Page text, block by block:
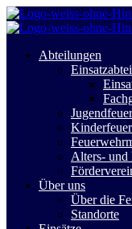
Abteilungen
Alters- und
Über uns
Über die
Standorte